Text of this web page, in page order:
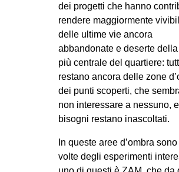
dei progetti che hanno
rendere maggiormente
delle ultime vie ancora
abbandonate e deserte
più centrale del quartiere:
restano ancora delle zone
dei punti scoperti, che
non interessare a nessuno,
bisogni restano inascoltati.
In queste aree d’ombra
volte degli esperimenti